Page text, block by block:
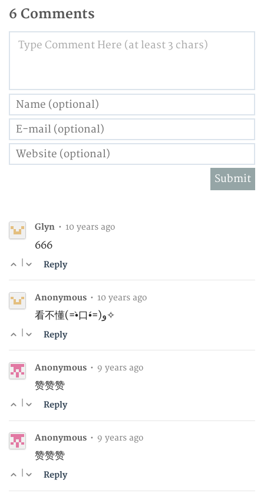
6 Comments
Type Comment Here (at least 3 chars)
Glyn • 10 years ago
666
Reply
Anonymous • 10 years ago
看不懂(=•̀口•́=)و✧
Reply
Anonymous • 9 years ago
赞赞赞
Reply
Anonymous • 9 years ago
赞赞赞
Reply